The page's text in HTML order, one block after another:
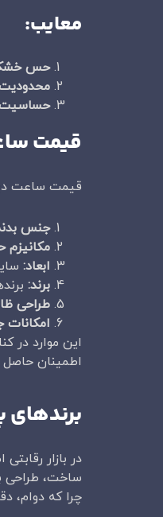
معایب:
حس
حساسیت
قیمت
قیمت ساعت
جنس
مکانیزم
ابعاد:
برند:
طراحی
امکانات
این موارد در
اطمینان
برندهای
در بازار
ساخت، طراحی
چرا که دوام،